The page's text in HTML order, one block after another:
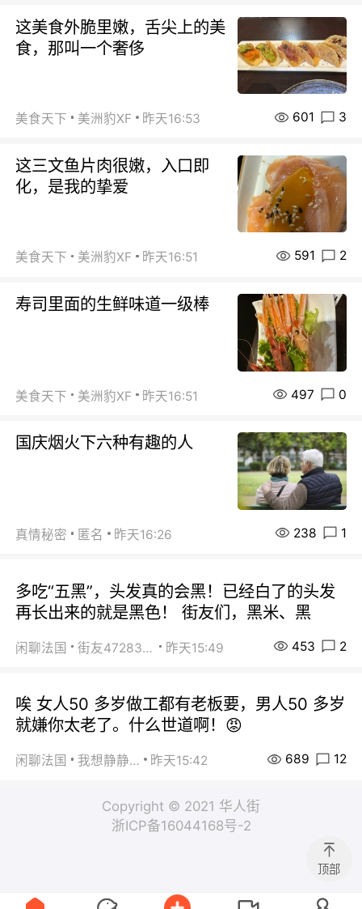
这美食外脆里嫩，舌尖上的美
食，那叫一个奢侈
美食天下 美洲豹XF 昨天16:53 601 3
这三文鱼片肉很嫩，入口即
化，是我的挚爱
美食天下 美洲豹XF 昨天16:51 591 2
寿司里面的生鲜味道一级棒
美食天下 美洲豹XF 昨天16:51 497 0
国庆烟火下六种有趣的人
真情秘密 匿名 昨天16:26 238 1
多吃“五黑”，头发真的会黑！已经白了的头发
再长出来的就是黑色！ 街友们，黑米、黑
闲聊法国 街友472838572 昨天15:49 453 2
唉 女人50 多岁做工都有老板要，男人50 多岁
就嫌你太老了。什么世道啊！😡
闲聊法国 我想静静… 昨天15:42 689 12
Copyright © 2021 华人街
浙ICP备16044168号-2
顶部